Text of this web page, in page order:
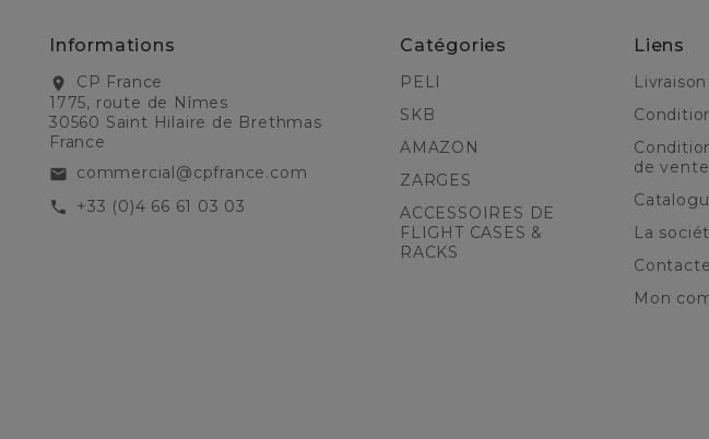
Informations
location_on
CP France
1775, route de Nîmes
30560 Saint Hilaire de Brethmas
France
email commercial@cpfrance.com
call +33 (0)4 66 61 03 03
Catégories
PELI
SKB
AMAZON
ZARGES
ACCESSOIRES DE
FLIGHT CASES &
RACKS
Liens
Livraison
de vente
La
Mon